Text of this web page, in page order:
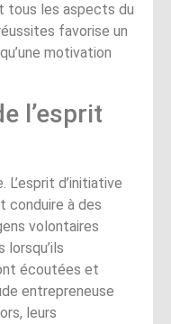
tous les aspects du
favorise un
motivation
l’esprit
d’initiative
conduire à des
volontaires
écoutées et
entrepreneuse
leurs